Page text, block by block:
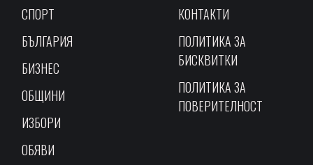
СПОРТ
БЪЛГАРИЯ
БИЗНЕС
ОБЩИНИ
ИЗБОРИ
ОБЯВИ
КОНТАКТИ
ПОЛИТИКА ЗА
БИСКВИТКИ
ПОЛИТИКА ЗА
ПОВЕРИТЕЛНОСТ